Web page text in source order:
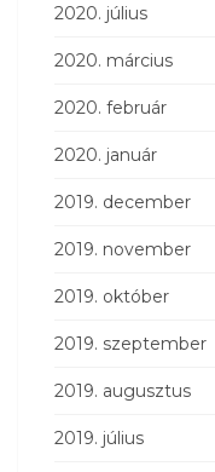
2020. július
2020. március
2020. február
2020. január
2019. december
2019. november
2019. október
2019. szeptember
2019. augusztus
2019. július